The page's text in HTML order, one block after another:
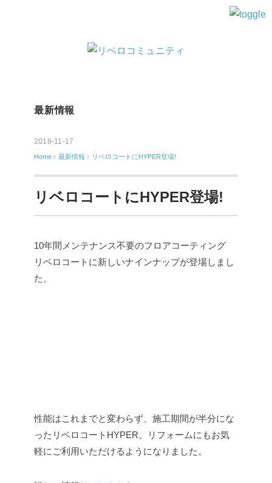
最新情報
2018-11-17
Home › 最新情報 › リベロコートにHYPER登場!
リベロコートにHYPER登場!
10年間メンテナンス不要のフロアコーティング
リベロコートに新しいナインナップが登場しまし
た。
性能はこれまでと変わらず、施工期間が半分にな
ったリベロコートHYPER。リフォームにもお気
軽にご利用いただけるようになりました。